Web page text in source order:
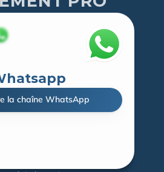
la chaîne WhatsApp